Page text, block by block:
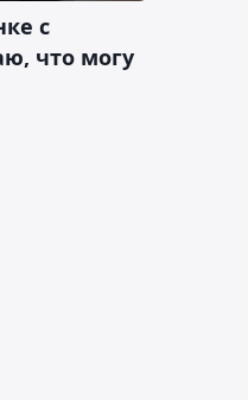
с
что могу